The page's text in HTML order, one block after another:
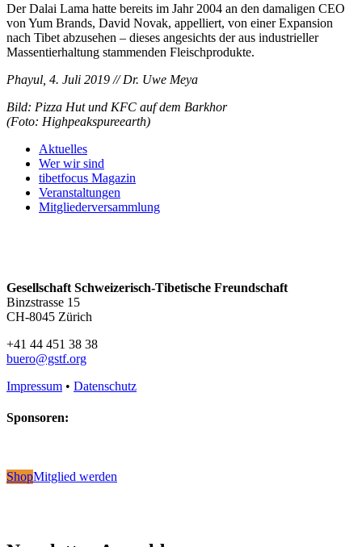
Der Dalai Lama hatte bereits im Jahr 2004 an den damaligen CEO
von Yum Brands, David Novak, appelliert, von einer Expansion
nach Tibet abzusehen – dieses angesichts der aus industrieller
Massentierhaltung stammenden Fleischprodukte.
Phayul, 4. Juli 2019 // Dr. Uwe Meya
Bild: Pizza Hut und KFC auf dem Barkhor
(Foto: Highpeakspureearth)
Aktuelles
Wer wir sind
tibetfocus Magazin
Veranstaltungen
Mitgliederversammlung
Gesellschaft Schweizerisch-Tibetische Freundschaft
Binzstrasse 15
CH-8045 Zürich
+41 44 451 38 38
buero@gstf.org
Impressum • Datenschutz
Sponsoren:
ShopMitglied werden